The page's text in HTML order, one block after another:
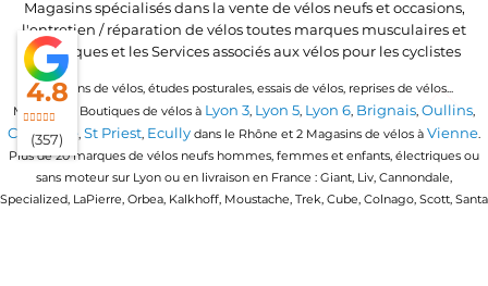
Magasins spécialisés dans la vente de vélos neufs et occasions,
l'entretien / réparation de vélos toutes marques musculaires et
électriques et les Services associés aux vélos pour les cyclistes
Locations de vélos, études posturales, essais de vélos, reprises de vélos...
Magasins / Boutiques de vélos à Lyon 3, Lyon 5, Lyon 6, Brignais, Oullins,
Craponne, St Priest, Ecully dans le Rhône et 2 Magasins de vélos à Vienne.
Plus de 20 marques de vélos neufs hommes, femmes et enfants, électriques ou
sans moteur sur Lyon ou en livraison en France : Giant, Liv, Cannondale,
Specialized, LaPierre, Orbea, Kalkhoff, Moustache, Trek, Cube, Colnago, Scott, Santa
4.8
(357)